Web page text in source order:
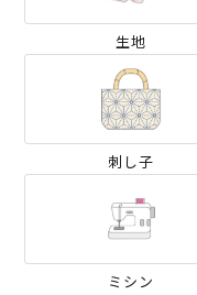
生地
刺し子
ミシン